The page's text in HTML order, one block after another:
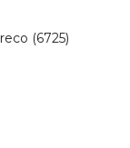
(6725)